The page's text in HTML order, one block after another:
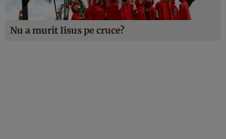
Nu a murit Iisus pe cruce?